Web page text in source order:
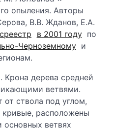
опыления. Авторы
В.В. Жданов, Е.А.
в 2001 году по
Черноземному и
. Крона дерева средней
ветвями.
от ствола под углом,
расположены
ветвях